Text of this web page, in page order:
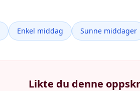
Enkel middag Sunne middager
Likte du denne